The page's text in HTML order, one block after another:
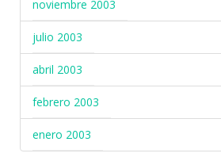
noviembre 2003
julio 2003
abril 2003
febrero 2003
enero 2003